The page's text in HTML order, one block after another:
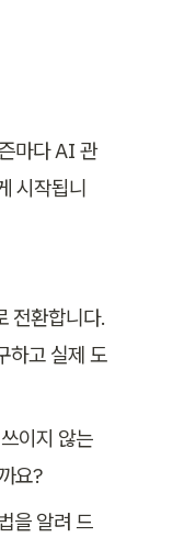
마다 AI 관
시작됩니
하고 실제 도
이지 않는
요?
을 알려 드